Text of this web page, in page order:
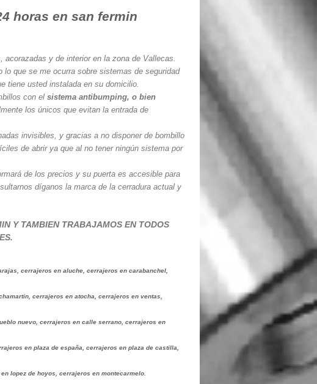
horas en san fermin
y de interior en la zona de Vallecas.
que se me ocurra sobre sistemas de seguridad
tiene usted instalada en su domicilio.
con elsistema antibumping, o bien
los únicos que evitan la entrada de
invisibles, y gracias a no disponer de bombillo
de abrir ya que al no tener ningún sistema por
de los precios y su puerta es accesible para
díganos la marca de la cerradura actual y
Y TAMBIEN TRABAJAMOS EN TODOS
cerrajeros en aluche, cerrajeros en carabanchel,
cerrajeros en atocha, cerrajeros en ventas,
nuevo, cerrajeros en calle serrano, cerrajeros en
en plaza de españa, cerrajeros en plaza de castilla,
lopez de hoyos, cerrajeros en montecarmelo.